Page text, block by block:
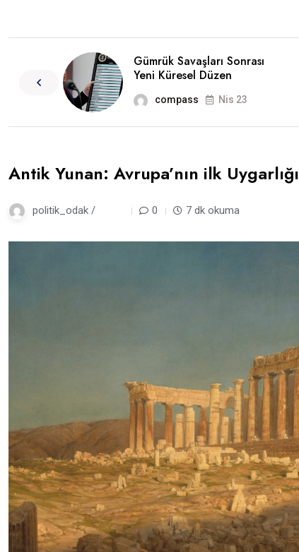
Gümrük Savaşları Sonrası
Yeni Küresel Düzen
compass Nis 23
Antik Yunan: Avrupa’nın ilk Uygarlığı
politik_odak / 0 7 dk okuma